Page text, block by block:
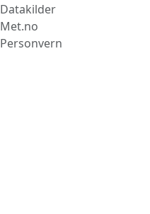
Datakilder
Met.no
Personvern